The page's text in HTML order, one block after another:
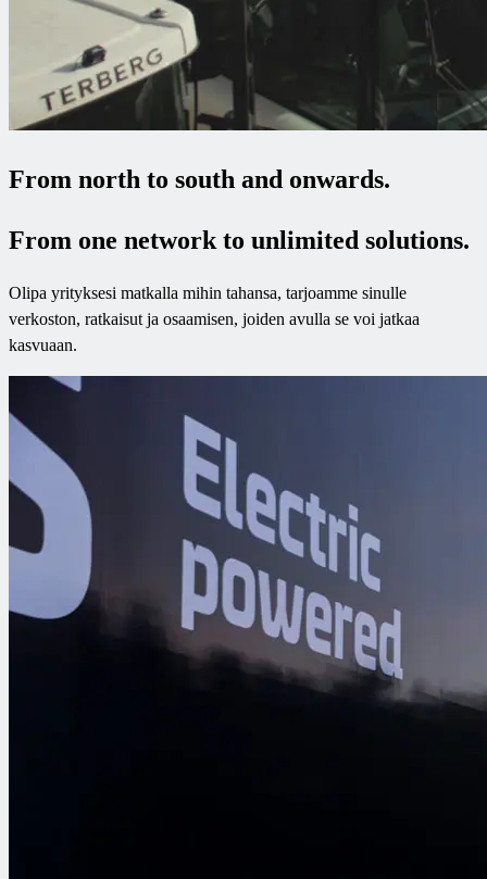
From north to south and onwards.
From one network to unlimited solutions.
Olipa yrityksesi matkalla mihin tahansa, tarjoamme sinulle
verkoston, ratkaisut ja osaamisen, joiden avulla se voi jatkaa
kasvuaan.